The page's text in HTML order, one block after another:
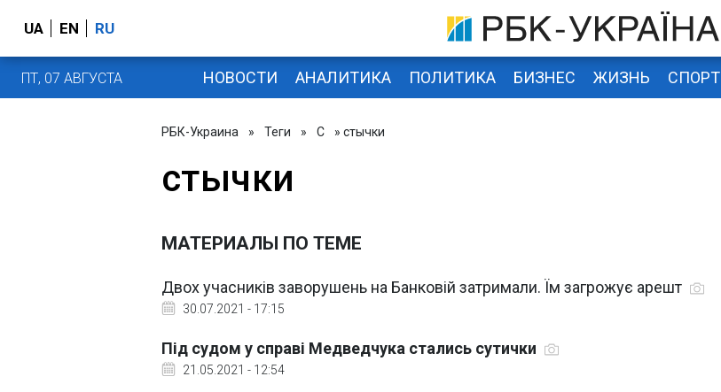
UA EN RU
ПТ, 07 АВГУСТА НОВОСТИ АНАЛИТИКА ПОЛИТИКА БИЗНЕС ЖИЗНЬ СПОРТ
РБК-Украина » Теги » С » стычки
стычки
МАТЕРИАЛЫ ПО ТЕМЕ
Двох учасників заворушень на Банковій затримали. Їм загрожує арешт
30.07.2021 - 17:15
Під судом у справі Медведчука стались сутички
21.05.2021 - 12:54